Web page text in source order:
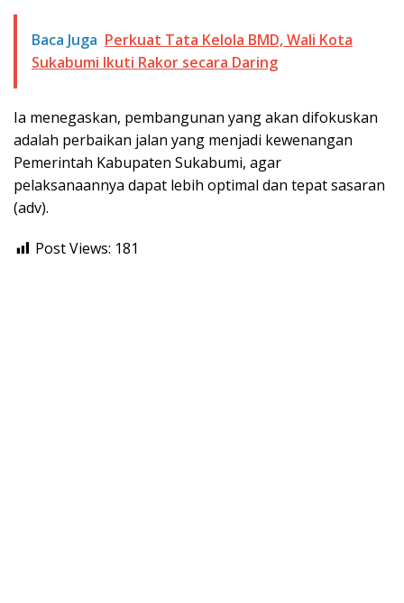
Baca Juga Perkuat Tata Kelola BMD, Wali Kota
Sukabumi Ikuti Rakor secara Daring
Ia menegaskan, pembangunan yang akan difokuskan
adalah perbaikan jalan yang menjadi kewenangan
Pemerintah Kabupaten Sukabumi, agar
pelaksanaannya dapat lebih optimal dan tepat sasaran
(adv).
Post Views: 181